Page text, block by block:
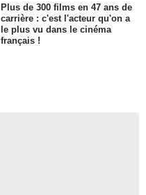
Plus de 300 films en 47 ans de
carrière : c'est l'acteur qu'on a
le plus vu dans le cinéma
français !